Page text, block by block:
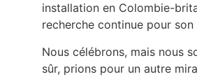
installation en Colombie-
recherche continue pour
Nous célébrons, mais nous
sûr, prions pour un autre